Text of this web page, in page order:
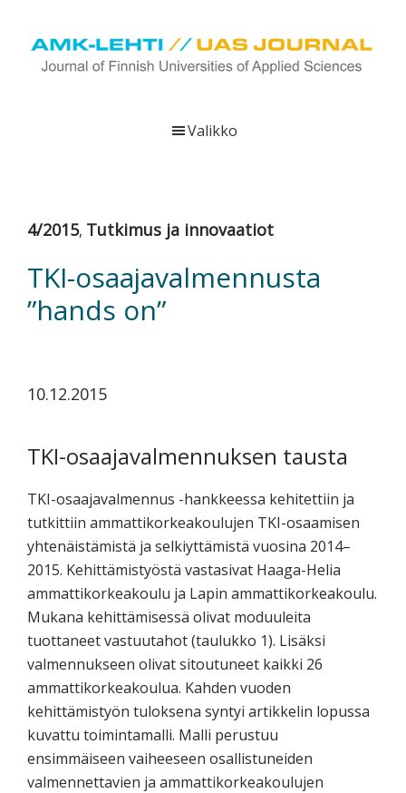
Hyppää
pääsisältöön
Hyppää
ensisijaiseen
Hyppää
alatunnisteeseen
viestittää
tutkimus-,
kehittämis-
ammattikorkeakoulutusta
tutkimuksesta
kaikille
kiinnostuneille.
Valikko
4/2015, Tutkimus ja innovaatiot
TKI-osaajavalmennusta
”hands on”
10.12.2015
TKI-osaajavalmennuksen tausta
TKI-osaajavalmennus -hankkeessa kehitettiin ja
tutkittiin ammattikorkeakoulujen TKI-osaamisen
yhtenäistämistä ja selkiyttämistä vuosina 2014–
2015. Kehittämistyöstä vastasivat Haaga-Helia
ammattikorkeakoulu ja Lapin ammattikorkeakoulu.
Mukana kehittämisessä olivat moduuleita
tuottaneet vastuutahot (taulukko 1). Lisäksi
valmennukseen olivat sitoutuneet kaikki 26
ammattikorkeakoulua. Kahden vuoden
kehittämistyön tuloksena syntyi artikkelin lopussa
kuvattu toimintamalli. Malli perustuu
ensimmäiseen vaiheeseen osallistuneiden
valmennettavien ja ammattikorkeakoulujen